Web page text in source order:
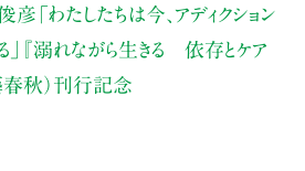
彦 「わたしたちは今、アディクション
『溺れながら生きる 依存とケア
春秋）刊行記念